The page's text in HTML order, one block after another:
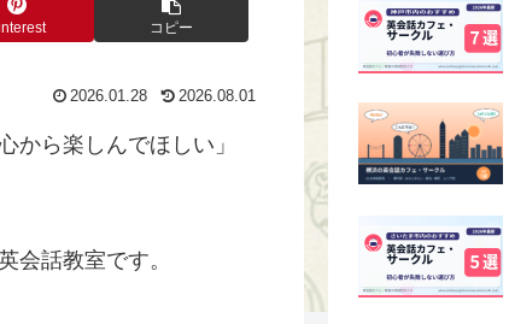
コピー
2026.01.28 2026.08.01
から楽しんでほしい」
会話教室です。